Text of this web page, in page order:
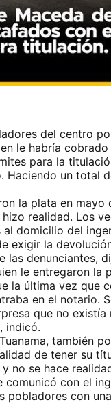
del centro
le habría
para la
Haciendo un total
la plata en
realidad. Los
al domicilio del
exigir la
las
le entregaron la
la última vez que
en el notario.
que no
indicó.
también
de tener su
no se hace
comunicó con el
pobladores con